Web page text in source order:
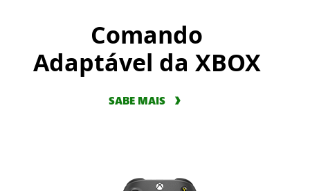
Comando
Adaptável da XBOX
SABE MAIS